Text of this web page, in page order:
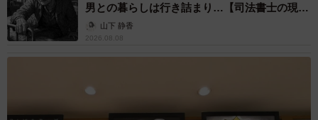
男との暮らしは行き詰まり…【司法書士の現場
から】山下 静香
2026.08.08